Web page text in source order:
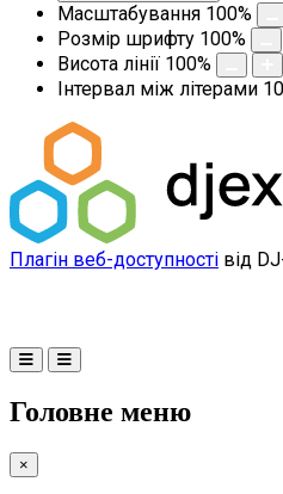
Масштабування 100%
Розмір шрифту 100%
Висота лінії 100%
Інтервал між літерами
Плагін веб-доступності від
Головне меню
×